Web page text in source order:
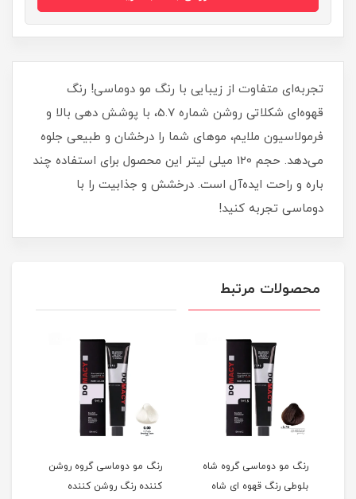
تجربه‌ای متفاوت از زیبایی با رنگ مو دوماسی! رنگ
قهوه‌ای شکلاتی روشن شماره 5.7، با پوشش دهی بالا و
فرمولاسیون ملایم، موهای شما را درخشان و طبیعی جلوه
می‌دهد. حجم 120 میلی‌ لیتر این محصول برای استفاده چند
باره و راحت ایده‌آل است. درخشش و جذابیت را با
دوماسی تجربه کنید!
محصولات مرتبط
رنگ مو دوماسی گروه شاه
بلوطی رنگ قهوه ای شاه
رنگ مو دوماسی گروه روشن
کننده رنگ روشن کننده